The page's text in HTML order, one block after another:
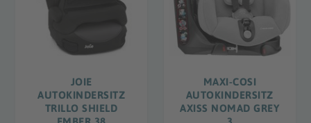
JOIE
AUTOKINDERSITZ
TRILLO SHIELD
MAXI-COSI
AUTOKINDERSITZ
AXISS NOMAD GREY